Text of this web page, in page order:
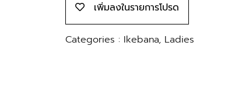
เพิ่มลงในรายการโปรด
Categories : Ikebana, Ladies